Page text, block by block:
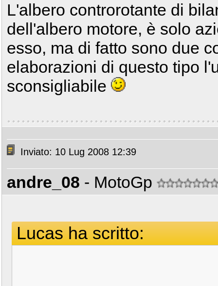
L'albero controrotante di
dell'albero motore, è solo
esso, ma di fatto sono due
elaborazioni di questo tipo
sconsigliabile
Inviato: 10 Lug 2008 12:39
andre_08 - MotoGp
Lucas ha scritto: